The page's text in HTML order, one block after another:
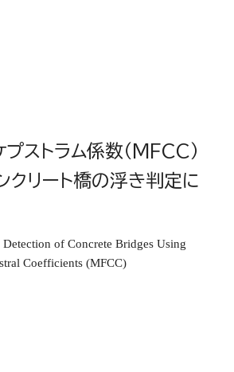
ストラム係数（MFCC）
クリート橋の浮き判定に
of Concrete Bridges Using
Coefficients (MFCC)